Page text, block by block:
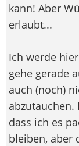
kann! Aber
erlaubt...
Ich werde
gehe gerade
auch (noch)
dass ich es
bleiben, aber